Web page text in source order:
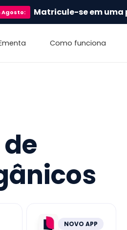
Agosto: Matricule-se em uma
Como funciona
NOVO APP